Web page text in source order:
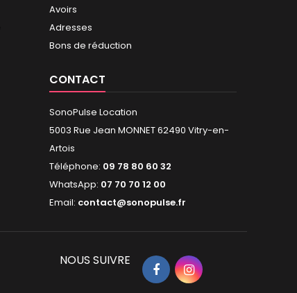
Avoirs
Adresses
Bons de réduction
CONTACT
SonoPulse Location
5003 Rue Jean MONNET 62490 Vitry-en-
Artois
Téléphone: 09 78 80 60 32
WhatsApp: 07 70 70 12 00
Email: contact@sonopulse.fr
NOUS SUIVRE